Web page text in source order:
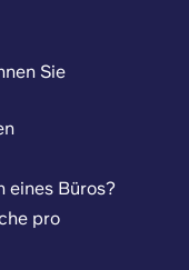
Sie
eines Büros?
pro